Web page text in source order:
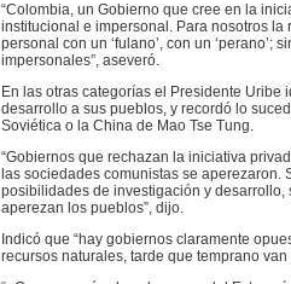
“Colombia, un Gobierno que cree en la
institucional e impersonal. Para nosotros
personal con un ‘fulano’, con un
impersonales”, aseveró.
En las otras categorías el Presidente Uribe
desarrollo a sus pueblos, y recordó lo
Soviética o la China de Mao Tse Tung.
“Gobiernos que rechazan la iniciativa
las sociedades comunistas se
posibilidades de investigación y
aperezan los pueblos”, dijo.
Indicó que “hay gobiernos claramente
recursos naturales, tarde que temprano